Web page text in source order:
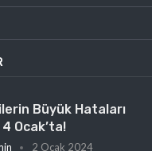
Büyük Hataları
Ocak’ta!
2 Ocak 2024